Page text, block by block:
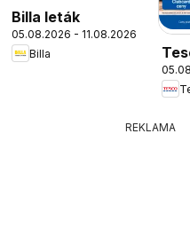
Billa leták
05.08.2026 - 11.08.2026
Billa
REKLAMA